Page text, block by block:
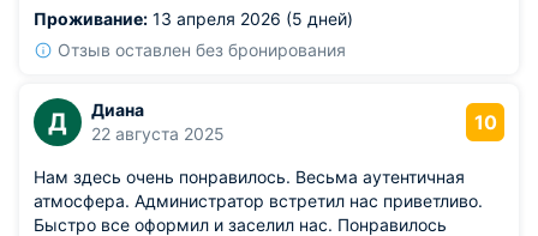
Проживание: 13 апреля 2026 (5 дней)
Отзыв оставлен без бронирования
Д
Диана
22 августа 2025
10
Нам здесь очень понравилось. Весьма аутентичная
атмосфера. Администратор встретил нас приветливо.
Быстро все оформил и заселил нас. Понравилось